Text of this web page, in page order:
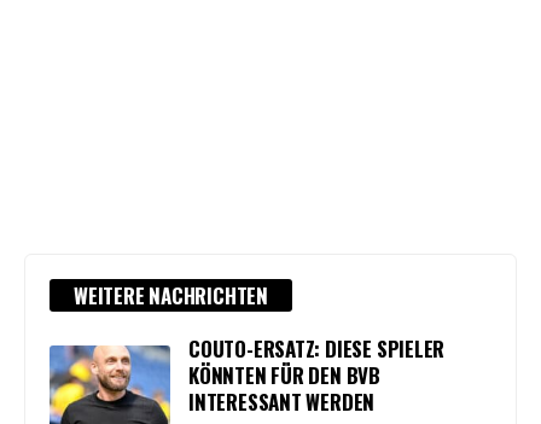
WEITERE NACHRICHTEN
COUTO-ERSATZ: DIESE SPIELER
KÖNNTEN FÜR DEN BVB
INTERESSANT WERDEN